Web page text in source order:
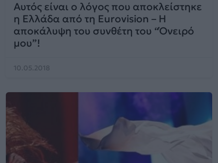
Αυτός είναι ο λόγος που αποκλείστηκε
η Ελλάδα από τη Eurovision – Η
αποκάλυψη του συνθέτη του “Όνειρό
μου”!
10.05.2018